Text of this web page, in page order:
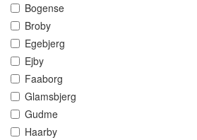
Bogense
Broby
Egebjerg
Ejby
Faaborg
Glamsbjerg
Gudme
Haarby